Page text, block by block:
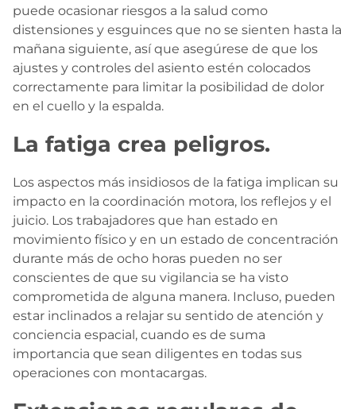
puede ocasionar riesgos a la salud como
distensiones y esguinces que no se sienten hasta la
mañana siguiente, así que asegúrese de que los
ajustes y controles del asiento estén colocados
correctamente para limitar la posibilidad de dolor
en el cuello y la espalda.
La fatiga crea peligros.
Los aspectos más insidiosos de la fatiga implican su
impacto en la coordinación motora, los reflejos y el
juicio. Los trabajadores que han estado en
movimiento físico y en un estado de concentración
durante más de ocho horas pueden no ser
conscientes de que su vigilancia se ha visto
comprometida de alguna manera. Incluso, pueden
estar inclinados a relajar su sentido de atención y
conciencia espacial, cuando es de suma
importancia que sean diligentes en todas sus
operaciones con montacargas.